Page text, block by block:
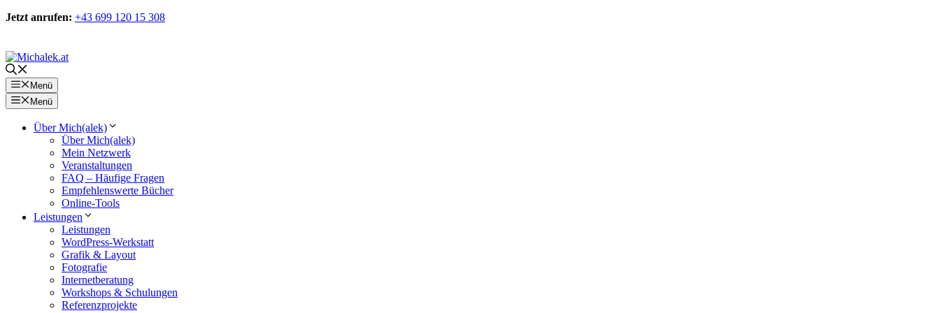
Zum
Jetzt anrufen: +43 699 120 15 308
Menü
Menü
Über Mich(alek)
Über Mich(alek)
Mein Netzwerk
Veranstaltungen
FAQ – Häufige Fragen
Empfehlenswerte Bücher
Online-Tools
Leistungen
Leistungen
WordPress-Werkstatt
Grafik & Layout
Fotografie
Internetberatung
Workshops & Schulungen
Referenzprojekte